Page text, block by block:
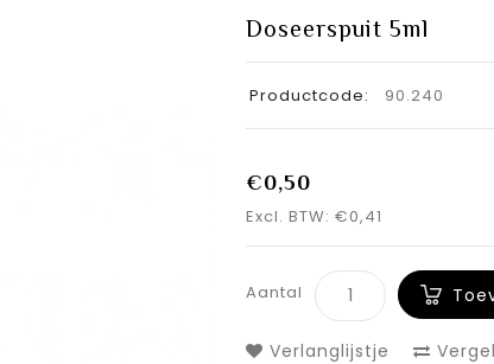
Doseerspuit 5ml
Productcode: 90.240
€0,50
Excl. BTW: €0,41
Aantal
Verlanglijstje